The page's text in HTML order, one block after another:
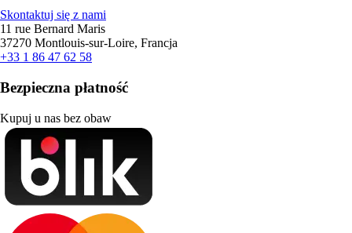
Skontaktuj się z nami
11 rue Bernard Maris
37270 Montlouis-sur-Loire, Francja
+33 1 86 47 62 58
Bezpieczna płatność
Kupuj u nas bez obaw